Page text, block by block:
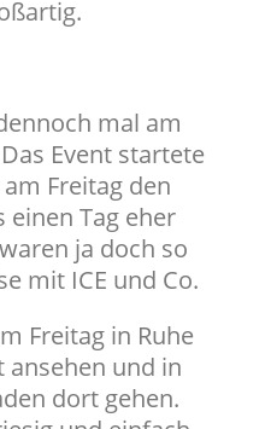
mal am
Event startete
Freitag den
einen Tag eher
ja doch so
mit ICE und Co.
Freitag in Ruhe
und in
dort gehen.